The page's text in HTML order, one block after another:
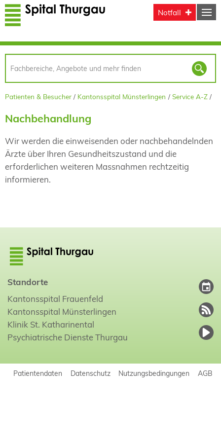
Direkt zum Inhalt
Notfall
Patienten & Besucher Kantonsspital Münsterlingen Service A-Z
Nachbehandlung
Wir werden die einweisenden oder nachbehandelnden
Ärzte über Ihren Gesundheitszustand und die
erforderlichen weiteren Massnahmen rechtzeitig
informieren.
Standorte
Kantonsspital Frauenfeld
Kantonsspital Münsterlingen
Klinik St. Katharinental
Psychiatrische Dienste Thurgau
Patientendaten Datenschutz Nutzungsbedingungen AGB